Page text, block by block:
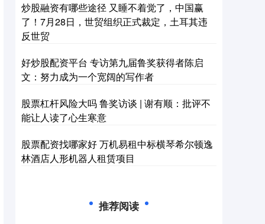
炒股融资有哪些途径 又睡不着觉了，中国赢
了！7月28日，世贸组织正式裁定，土耳其违
反世贸
好炒股配资平台 专访第九届鲁奖获得者陈启
文：努力成为一个宽阔的写作者
股票杠杆风险大吗 鲁奖访谈 | 谢有顺：批评不
能让人读了心生寒意
股票配资找哪家好 万机易租中标横琴希尔顿逸
林酒店人形机器人租赁项目
推荐阅读